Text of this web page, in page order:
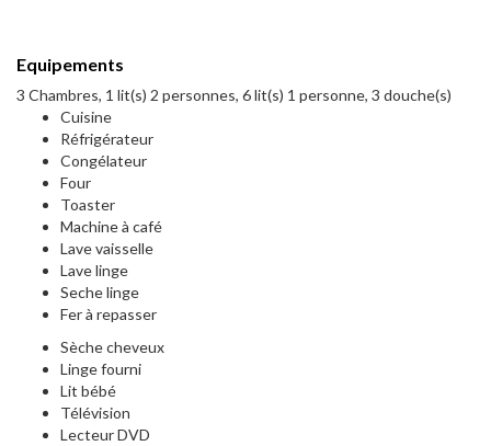
Equipements
3 Chambres, 1 lit(s) 2 personnes, 6 lit(s) 1 personne, 3 douche(s)
Cuisine
Réfrigérateur
Congélateur
Four
Toaster
Machine à café
Lave vaisselle
Lave linge
Seche linge
Fer à repasser
Sèche cheveux
Linge fourni
Lit bébé
Télévision
Lecteur DVD